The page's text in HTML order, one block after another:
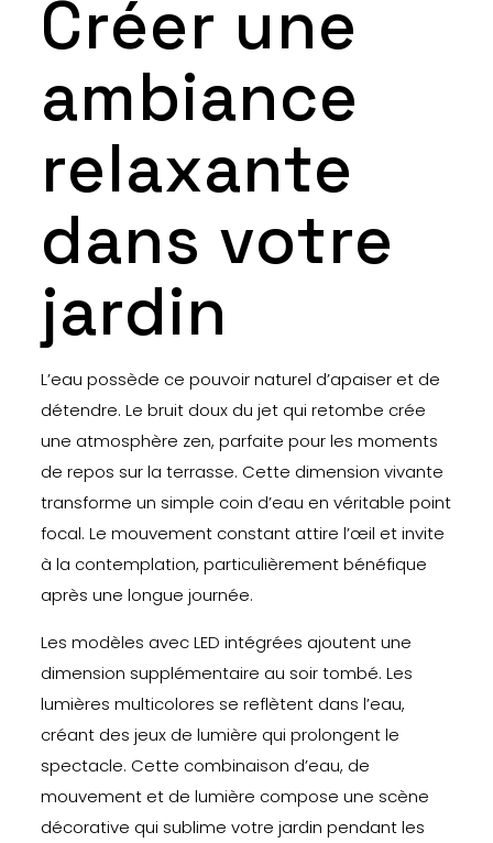
Créer une
ambiance
relaxante
dans votre
jardin
L’eau possède ce pouvoir naturel d’apaiser et de
détendre. Le bruit doux du jet qui retombe crée
une atmosphère zen, parfaite pour les moments
de repos sur la terrasse. Cette dimension vivante
transforme un simple coin d’eau en véritable point
focal. Le mouvement constant attire l’œil et invite
à la contemplation, particulièrement bénéfique
après une longue journée.
Les modèles avec LED intégrées ajoutent une
dimension supplémentaire au soir tombé. Les
lumières multicolores se reflètent dans l’eau,
créant des jeux de lumière qui prolongent le
spectacle. Cette combinaison d’eau, de
mouvement et de lumière compose une scène
décorative qui sublime votre jardin pendant les